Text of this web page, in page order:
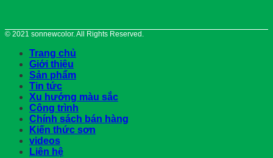
© 2021 sonnewcolor. All Rights Reserved.
Trang chủ
Giới thiệu
Sản phẩm
Tin tức
Xu hướng màu sắc
Công trình
Chính sách bán hàng
Kiến thức sơn
videos
Liên hệ